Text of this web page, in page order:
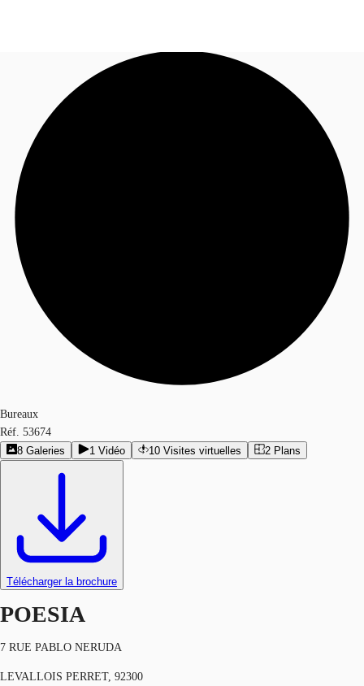
Blog
Données marchés
Appelez maintenant
Bureaux
Réf. 53674
8 Galeries 1 Vidéo 10 Visites virtuelles 2 Plans
Télécharger la brochure
POESIA
7 RUE PABLO NERUDA
LEVALLOIS PERRET, 92300